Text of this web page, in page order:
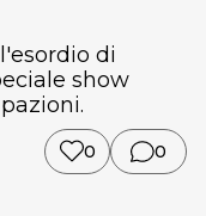
di
show
0 0